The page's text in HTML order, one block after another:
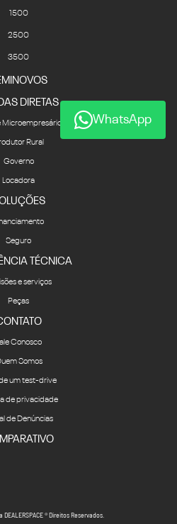
1500
2500
3500
DIRETAS
Microempresário
Rural
Governo
Locadora
Seguro
TÉCNICA
e serviços
Peças
Conosco
Somos
um test-drive
de privacidade
de Denúncias
® Direitos Reservados.
WhatsApp